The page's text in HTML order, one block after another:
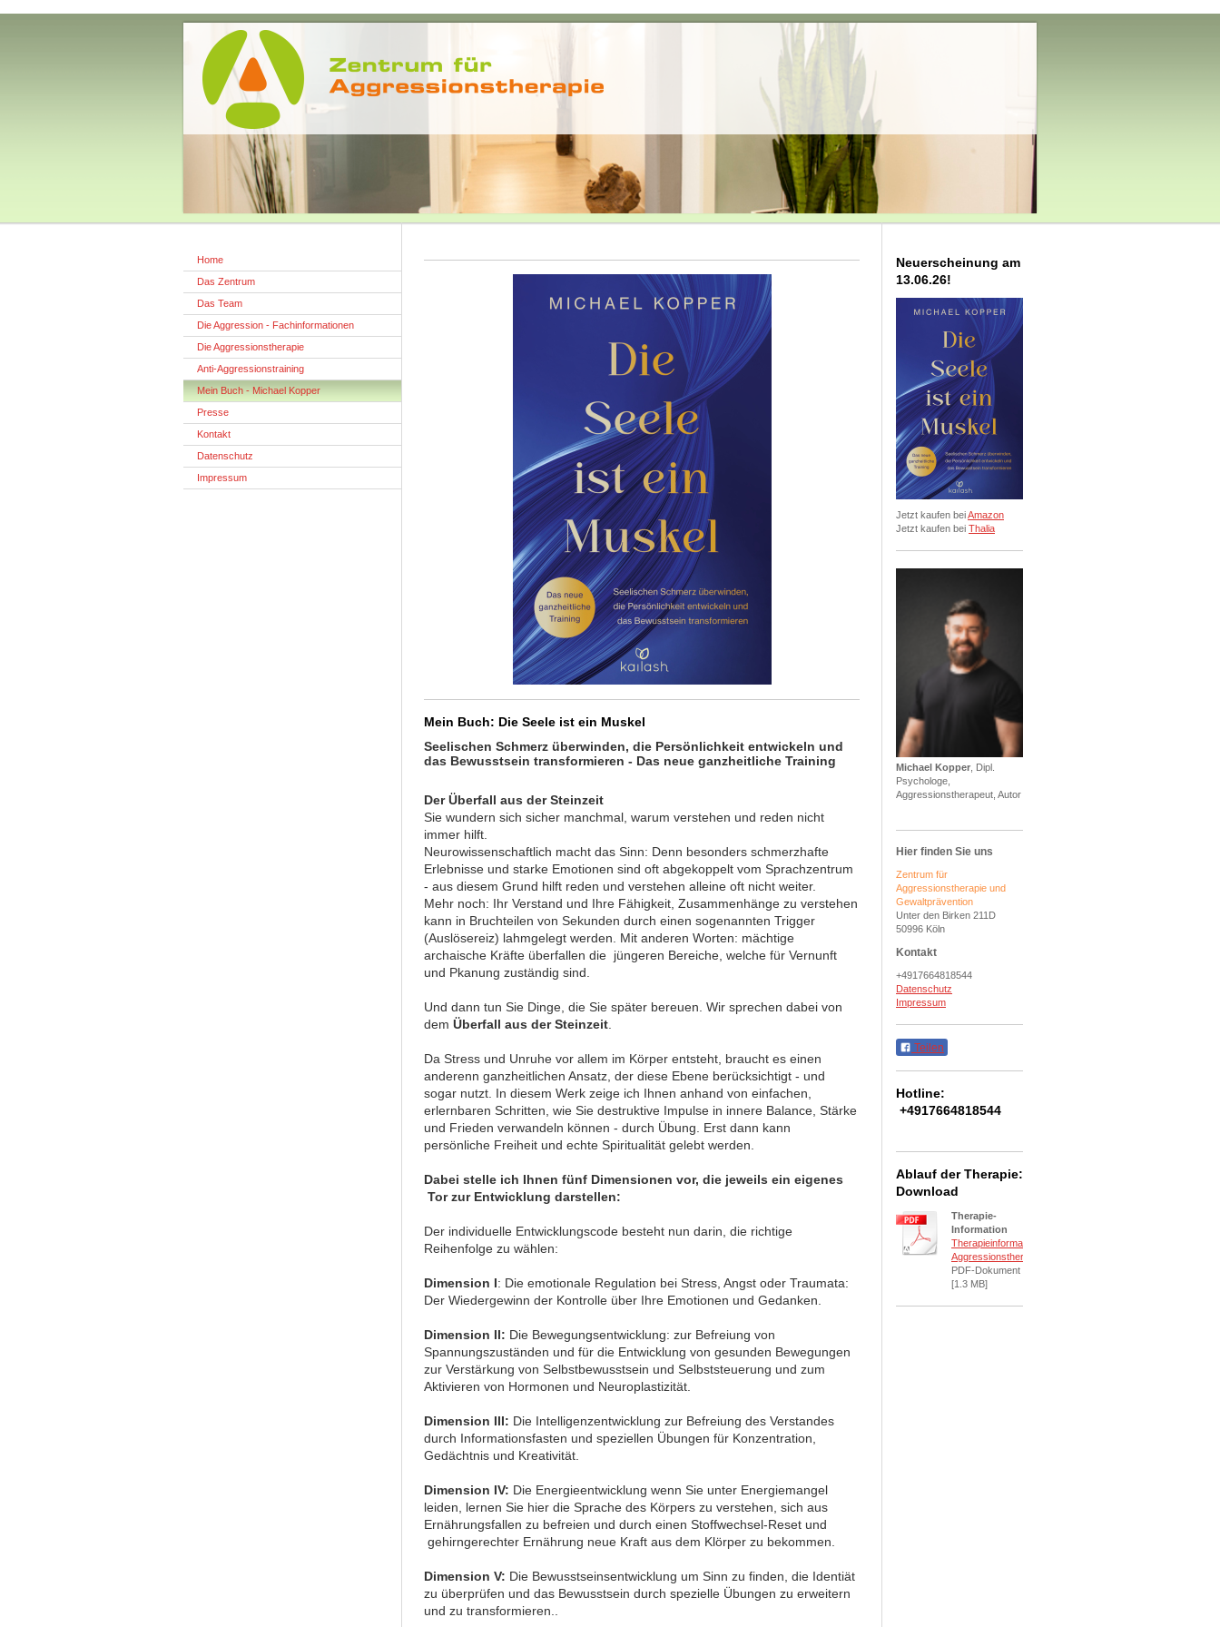
Home
Das Zentrum
Das Team
Die Aggression - Fachinformationen
Die Aggressionstherapie
Anti-Aggressionstraining
Mein Buch - Michael Kopper
Presse
Kontakt
Datenschutz
Impressum
Mein Buch: Die Seele ist ein Muskel
Seelischen Schmerz überwinden, die Persönlichkeit entwickeln und
das Bewusstsein transformieren - Das neue ganzheitliche Training
Der Überfall aus der Steinzeit
Sie wundern sich sicher manchmal, warum verstehen und reden nicht
immer hilft.
Neurowissenschaftlich macht das Sinn: Denn besonders schmerzhafte
Erlebnisse und starke Emotionen sind oft abgekoppelt vom Sprachzentrum
- aus diesem Grund hilft reden und verstehen alleine oft nicht weiter.
Mehr noch: Ihr Verstand und Ihre Fähigkeit, Zusammenhänge zu verstehen
kann in Bruchteilen von Sekunden durch einen sogenannten Trigger
(Auslösereiz) lahmgelegt werden. Mit anderen Worten: mächtige
archaische Kräfte überfallen die jüngeren Bereiche, welche für Vernunft
und Pkanung zuständig sind.
Und dann tun Sie Dinge, die Sie später bereuen. Wir sprechen dabei von
dem Überfall aus der Steinzeit
Da Stress und Unruhe vor allem im Körper entsteht, braucht es einen
anderenn ganzheitlichen Ansatz, der diese Ebene berücksichtigt - und
sogar nutzt. In diesem Werk zeige ich Ihnen anhand von einfachen,
erlernbaren Schritten, wie Sie destruktive Impulse in innere Balance, Stärke
und Frieden verwandeln können - durch Übung. Erst dann kann
persönliche Freiheit und echte Spiritualität gelebt werden.
Dabei stelle ich Ihnen fünf Dimensionen vor, die jeweils ein eigenes
Tor zur Entwicklung darstellen:
Der individuelle Entwicklungscode besteht nun darin, die richtige
Reihenfolge zu wählen:
Dimension I: Die emotionale Regulation bei Stress, Angst oder Traumata:
Der Wiedergewinn der Kontrolle über Ihre Emotionen und Gedanken.
Dimension II: Die Bewegungsentwicklung: zur Befreiung von
Spannungszuständen und für die Entwicklung von gesunden Bewegungen
zur Verstärkung von Selbstbewusstsein und Selbststeuerung und zum
Aktivieren von Hormonen und Neuroplastizität.
Dimension III: Die Intelligenzentwicklung zur Befreiung des Verstandes
durch Informationsfasten und speziellen Übungen für Konzentration,
Gedächtnis und Kreativität.
Dimension IV: Die Energieentwicklung wenn Sie unter Energiemangel
leiden, lernen Sie hier die Sprache des Körpers zu verstehen, sich aus
Ernährungsfallen zu befreien und durch einen Stoffwechsel-Reset und
gehirngerechter Ernährung neue Kraft aus dem Klörper zu bekommen.
Dimension V: Die Bewusstseinsentwicklung um Sinn zu finden, die Identiät
zu überprüfen und das Bewusstsein durch spezielle Übungen zu erweitern
und zu transformieren..
Neuerscheinung am
13.06.26!
Jetzt kaufen beiAmazon
Jetzt kaufen bei Thalia
Michael Kopper , Dipl.
Psychologe,
Aggressionstherapeut, Autor
Hier finden Sie uns
Zentrum für
Aggressionstherapie und
Gewaltprävention
Unter den Birken 211D
50996 Köln
Kontakt
+4917664818544
Datenschutz
Impressum
Teilen
Hotline:
+4917664818544
Ablauf der Therapie:
Download
Therapie-
Information
Therapieinformationen
Aggressionstherapi[...]
PDF-Dokument
[1.3 MB]